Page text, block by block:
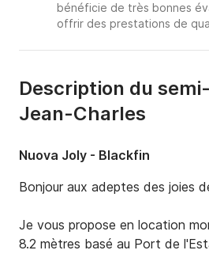
bénéficie de très bonnes
offrir des prestations de
Description du
Jean-Charles
Nuova Joly - Blackfin
Bonjour aux adeptes des joies
Je vous propose en location
8.2 mètres basé au Port de